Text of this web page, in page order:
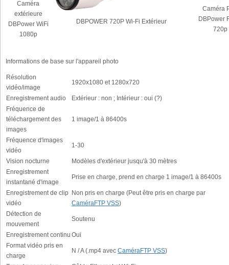
Caméra
extérieure
DBPower WiFi
1080p
DBPOWER 720P Wi-Fi Extérieur
Caméra
DBPower
720p
Informations de base sur l'appareil photo
Résolution
vidéo/image
1920x1080 et 1280x720
Enregistrement audio
Extérieur : non ; Intérieur : oui (?)
Fréquence de
téléchargement des
images
1 image/1 à 86400s
Fréquence d'images
vidéo
1-30
Vision nocturne
Modèles d'extérieur jusqu'à 30 mètres
Enregistrement
instantané d'image
Prise en charge, prend en charge 1 image/1 à 86400s
Enregistrement de clip
vidéo
Non pris en charge (Peut être pris en charge par
CaméraFTP VSS)
Détection de
mouvement
Soutenu
Enregistrement continu Oui
Format vidéo pris en
charge
N / A (.mp4 avec CaméraFTP VSS)